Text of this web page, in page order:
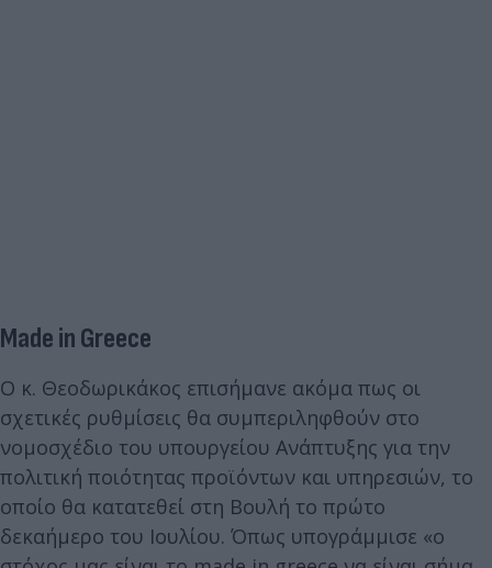
Made in Greece
Ο κ. Θεοδωρικάκος επισήμανε ακόμα πως οι
σχετικές ρυθμίσεις θα συμπεριληφθούν στο
νομοσχέδιο του υπουργείου Ανάπτυξης για την
πολιτική ποιότητας προϊόντων και υπηρεσιών, το
οποίο θα κατατεθεί στη Βουλή το πρώτο
δεκαήμερο του Ιουλίου. Όπως υπογράμμισε «ο